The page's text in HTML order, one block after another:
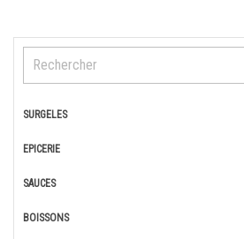
SURGELES
EPICERIE
SAUCES
BOISSONS